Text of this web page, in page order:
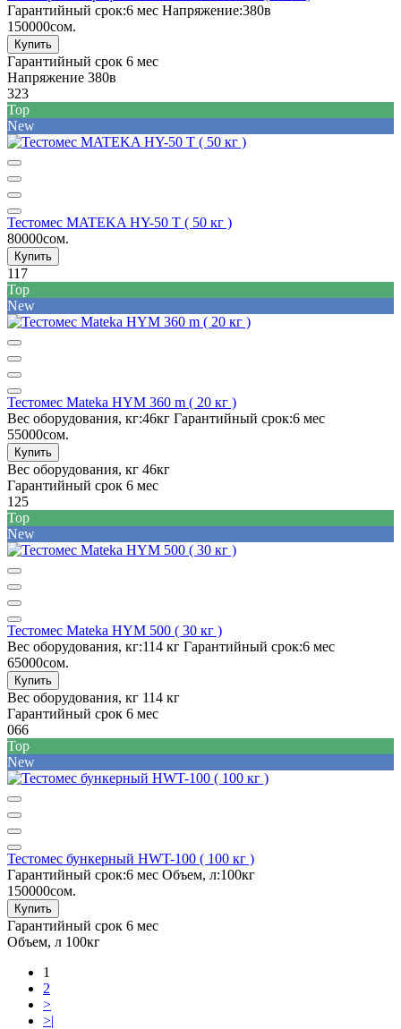
Гарантийный срок:6 мес Напряжение:380в
150000сом.
Купить
Гарантийный срок 6 мес
Напряжение 380в
323
Top
New
Тестомес MATEKA HY-50 T ( 50 кг )
80000сом.
Купить
117
Top
New
Тестомес Mateka HYM 360 m ( 20 кг )
Вес оборудования, кг:46кг Гарантийный срок:6 мес
55000сом.
Купить
Вес оборудования, кг 46кг
Гарантийный срок 6 мес
125
Top
New
Тестомес Mateka HYM 500 ( 30 кг )
Вес оборудования, кг:114 кг Гарантийный срок:6 мес
65000сом.
Купить
Вес оборудования, кг 114 кг
Гарантийный срок 6 мес
066
Top
New
Тестомес бункерный HWT-100 ( 100 кг )
Гарантийный срок:6 мес Объем, л:100кг
150000сом.
Купить
Гарантийный срок 6 мес
Объем, л 100кг
1
2
>
>|